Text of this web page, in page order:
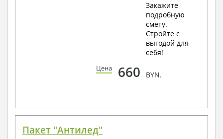
Закажите
подробную
смету.
Стройте с
выгодой для
себя!
Цена 660 BYN.
Пакет "Антилед"